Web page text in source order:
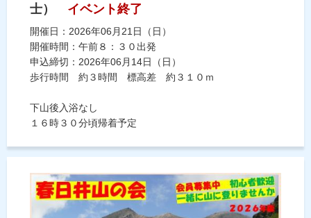
士）
イベント終了
開催日：2026年06月21日（日）
開催時間：午前８：３０出発
申込締切：2026年06月14日（日）
歩行時間 約３時間 標高差 約３１０ｍ
下山後入浴なし
１６時３０分頃帰着予定